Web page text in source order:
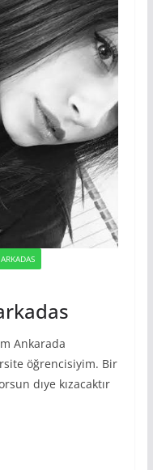
Ankarada
öğrencisiyim. Bir
dıye kızacaktır